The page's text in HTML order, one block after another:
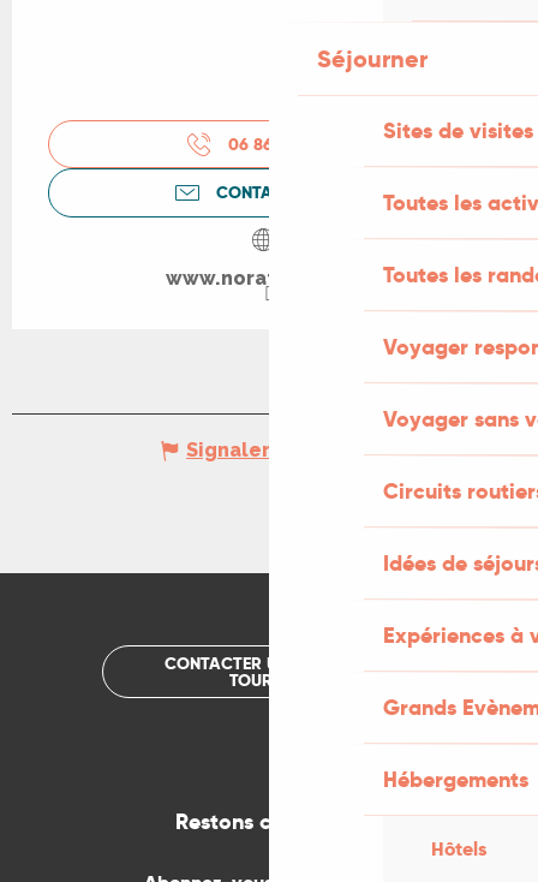
Séjourner
Sites de visites
Toutes les
Toutes les
Voyager
Voyager sans
Circuits
Idées de
Expériences à
Grands
Hébergements
Hôtels
06 86 87 08
CONTACTEZ-NOUS
www.noraturpault.fr
Signaler une erreur
CONTACTER UN OFFICE DE
TOURISME
Restons connectés